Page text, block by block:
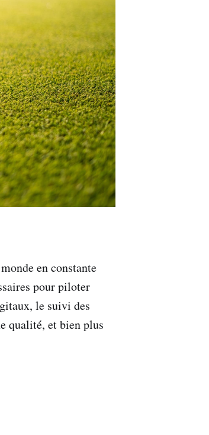
en constante
pour piloter
le suivi des
qualité, et bien plus